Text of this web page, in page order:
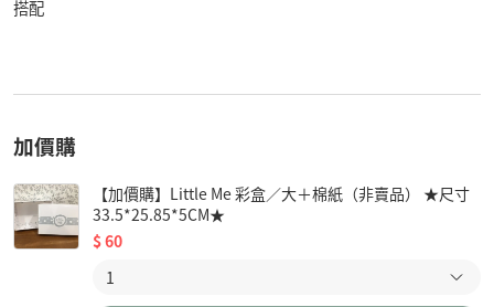
搭配
加價購
【加價購】Little Me 彩盒／大＋棉紙（非賣品） ★尺寸
33.5*25.85*5CM★
$60